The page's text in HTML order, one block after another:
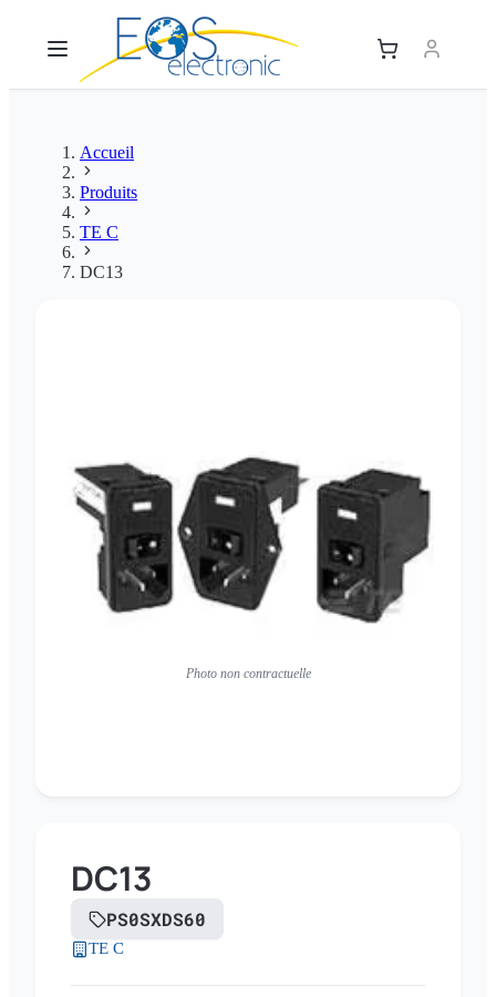
Accueil
Produits
TE C
DC13
Photo non contractuelle
DC13
PS0SXDS60
TE C